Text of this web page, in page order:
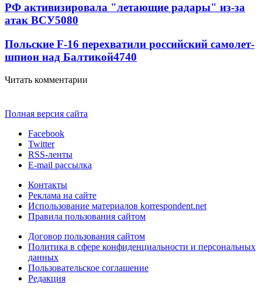
РФ активизировала "летающие радары" из-за
атак ВСУ5080
Польские F-16 перехватили российский самолет-
шпион над Балтикой4740
Читать комментарии
Полная версия сайта
Facebook
Twitter
RSS-ленты
E-mail рассылка
Контакты
Реклама на сайте
Использование материалов korrespondent.net
Правила пользования сайтом
Договор пользования сайтом
Политика в сфере конфиденциальности и персональных
данных
Пользовательское соглашение
Редакция